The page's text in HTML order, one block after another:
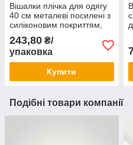
Вішалки плічка для одягу
40 см металеві посилені з
силіконовим покриттям,
шт.
243,80 ₴/
упаковка
Купити
Подібні товари компанії